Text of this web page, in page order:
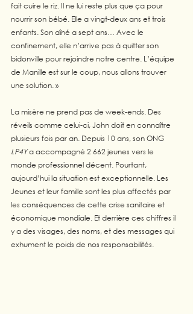
fait cuire le riz. Il ne lui reste plus que ça pour
nourrir son bébé. Elle a vingt-deux ans et trois
enfants. Son aîné a sept ans… Avec le
confinement, elle n’arrive pas à quitter son
bidonville pour rejoindre notre centre. L’équipe
de Manille est sur le coup, nous allons trouver
une solution. »
La misère ne prend pas de week-ends. Des
réveils comme celui-ci, John doit en connaître
plusieurs fois par an. Depuis 10 ans, son ONG
LP4Y a accompagné 2 662 jeunes vers le
monde professionnel décent. Pourtant,
aujourd’hui la situation est exceptionnelle. Les
Jeunes et leur famille sont les plus affectés par
les conséquences de cette crise sanitaire et
économique mondiale. Et derrière ces chiffres il
y a des visages, des noms, et des messages qui
exhument le poids de nos responsabilités.